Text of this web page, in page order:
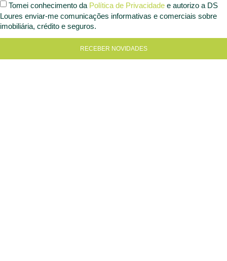
Tomei conhecimento da Política de Privacidade e autorizo a DS
Loures enviar-me comunicações informativas e comerciais sobre
imobiliária, crédito e seguros.
RECEBER NOVIDADES